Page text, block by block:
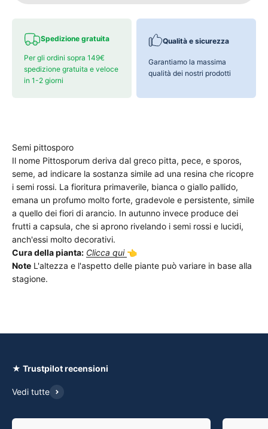
Spedizione gratuita
Per gli ordini sopra 149€
spedizione gratuita e veloce
in 1-2 giorni
Qualità e sicurezza
Garantiamo la massima
qualità dei nostri prodotti
Semi pittosporo
Il nome Pittosporum deriva dal greco pitta, pece, e sporos,
seme, ad indicare la sostanza simile ad una resina che ricopre
i semi rossi. La fioritura primaverile, bianca o giallo pallido,
emana un profumo molto forte, gradevole e persistente, simile
a quello dei fiori di arancio. In autunno invece produce dei
frutti a capsula, che si aprono rivelando i semi rossi e lucidi,
anch'essi molto decorativi.
Cura della pianta: Clicca qui 👈
Note L'altezza e l'aspetto delle piante può variare in base alla
stagione.
★ Trustpilot recensioni
Vedi tutte